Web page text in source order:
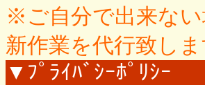
※ご自分で出来な
新作業を代行致しま
▼ﾌﾟﾗｲﾊﾞｼｰﾎﾟﾘｼｰ